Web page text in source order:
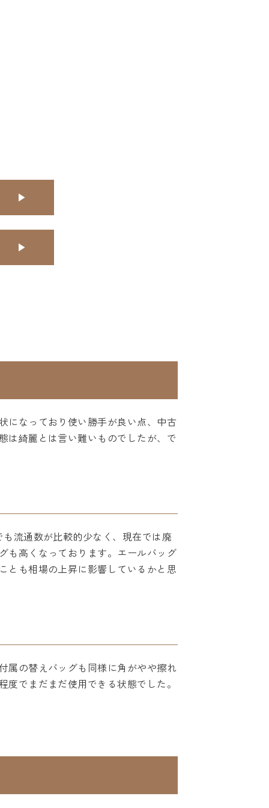
になっており使い勝手が良い点、中古
は綺麗とは言い難いものでしたが、で
流通数が比較的少なく、現在では廃
も高くなっております。エールバッグ
とも相場の上昇に影響しているかと思
属の替えバッグも同様に角がやや擦れ
でまだまだ使用できる状態でした。